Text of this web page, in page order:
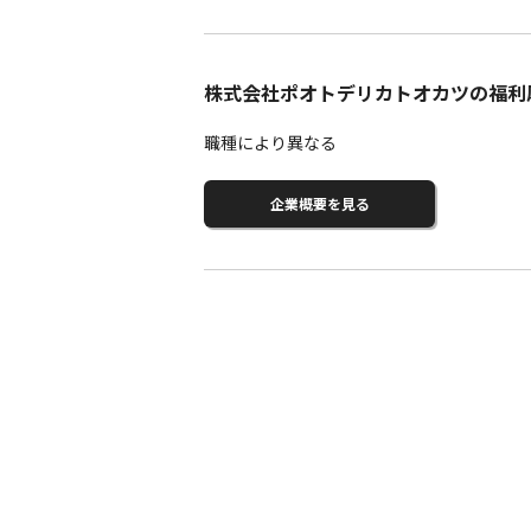
株式会社ポオトデリカトオカツの福
職種により異なる
企業概要を見る